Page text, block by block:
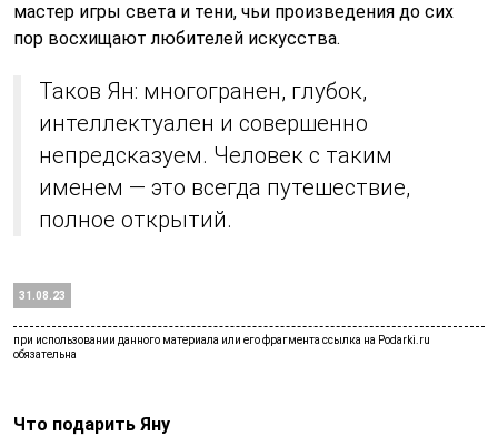
31.08.23
мастер игры света и тени, чьи произведения до сих
пор восхищают любителей искусства.
Таков Ян: многогранен, глубок,
интеллектуален и совершенно
непредсказуем. Человек с таким
именем — это всегда путешествие,
полное открытий.
Что подарить Яну